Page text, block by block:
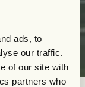
ads, to
our traffic.
of our site with
partners who